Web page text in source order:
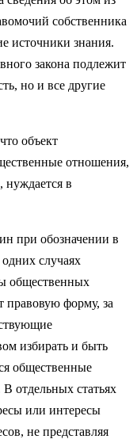
собственника
источники знания.
закона подлежит
но и все другие
объект
отношения,
нуждается в
при обозначении в
одних случаях
общественных
правовую форму, за
избирать и быть
общественные
отдельных статьях
или интересы
не представляя